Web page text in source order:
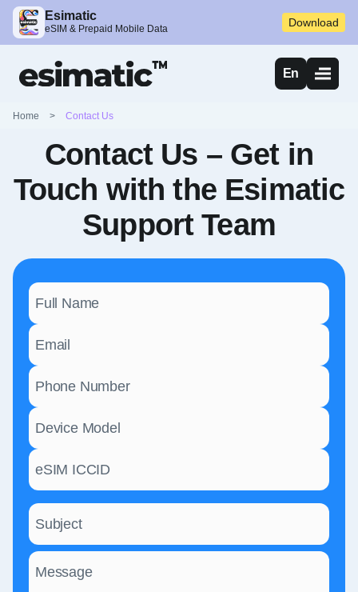
Esimatic
eSIM & Prepaid Mobile Data Download
En
Home > Contact Us
Contact Us – Get in
Touch with the Esimatic
Support Team